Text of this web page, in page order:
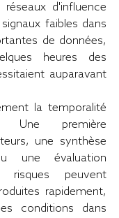
réseaux d'influence
faibles dans
de données,
heures des
auparavant
la temporalité
Une première
une synthèse
une évaluation
risques peuvent
rapidement,
conditions dans